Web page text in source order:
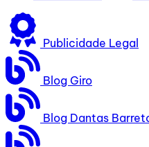
Publicidade Legal
Blog Giro
Blog Dantas